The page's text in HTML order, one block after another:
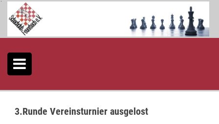
S
3.Runde Vereinsturnier ausgelost